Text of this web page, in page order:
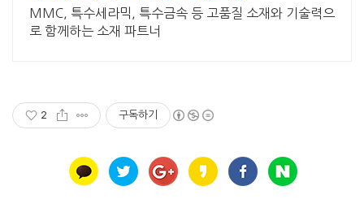
MMC, 특수세라믹, 특수금속 등 고품질 소재와 기술력으
로 함께하는 소재 파트너
2 구독하기